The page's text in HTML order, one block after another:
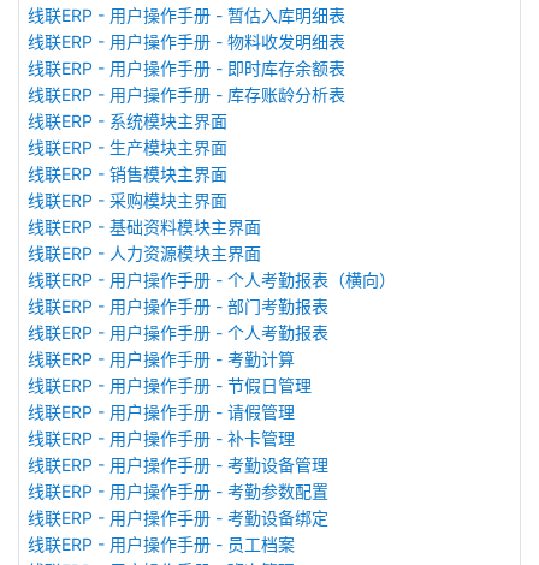
线联ERP - 用户操作手册 - 暂估入库明细表
线联ERP - 用户操作手册 - 物料收发明细表
线联ERP - 用户操作手册 - 即时库存余额表
线联ERP - 用户操作手册 - 库存账龄分析表
线联ERP - 系统模块主界面
线联ERP - 生产模块主界面
线联ERP - 销售模块主界面
线联ERP - 采购模块主界面
线联ERP - 基础资料模块主界面
线联ERP - 人力资源模块主界面
线联ERP - 用户操作手册 - 个人考勤报表（横向）
线联ERP - 用户操作手册 - 部门考勤报表
线联ERP - 用户操作手册 - 个人考勤报表
线联ERP - 用户操作手册 - 考勤计算
线联ERP - 用户操作手册 - 节假日管理
线联ERP - 用户操作手册 - 请假管理
线联ERP - 用户操作手册 - 补卡管理
线联ERP - 用户操作手册 - 考勤设备管理
线联ERP - 用户操作手册 - 考勤参数配置
线联ERP - 用户操作手册 - 考勤设备绑定
线联ERP - 用户操作手册 - 员工档案